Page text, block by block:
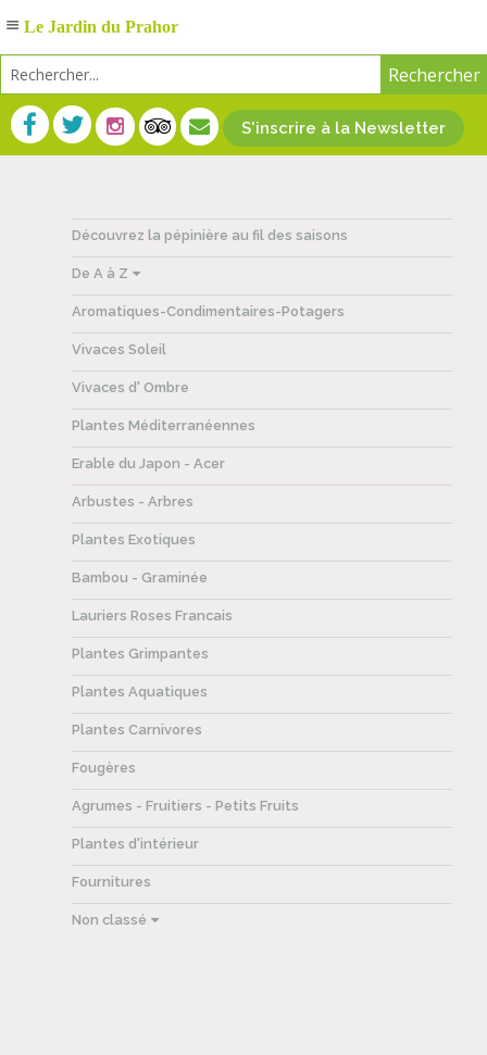
S'inscrire à la Newsletter
Découvrez la pépinière au fil des saisons
De A à Z
Aromatiques-Condimentaires-Potagers
Vivaces Soleil
Vivaces d' Ombre
Plantes Méditerranéennes
Erable du Japon - Acer
Arbustes - Arbres
Plantes Exotiques
Bambou - Graminée
Lauriers Roses Francais
Plantes Grimpantes
Plantes Aquatiques
Plantes Carnivores
Fougères
Agrumes - Fruitiers - Petits Fruits
Plantes d'intérieur
Fournitures
Non classé
Le Jardin du Prahor